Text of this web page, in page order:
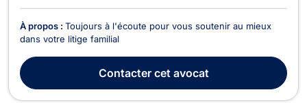
À propos : Toujours à l'écoute pour vous soutenir au mieux
dans votre litige familial
Contactercet avocat